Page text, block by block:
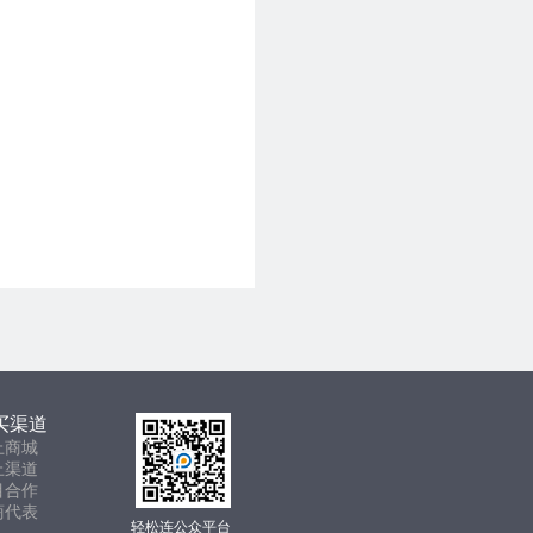
渠道
商城
渠道
合作
代表
轻松连公众平台